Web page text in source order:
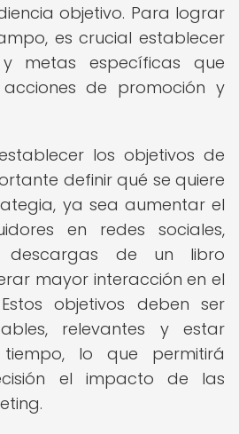
objetivo. Para lograr
es crucial establecer
metas específicas que
de promoción y
los objetivos de
definir qué se quiere
ya sea aumentar el
en redes sociales,
descargas de un libro
mayor interacción en el
objetivos deben ser
relevantes y estar
lo que permitirá
el impacto de las